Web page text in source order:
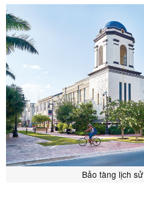
Bảo tàng lịch